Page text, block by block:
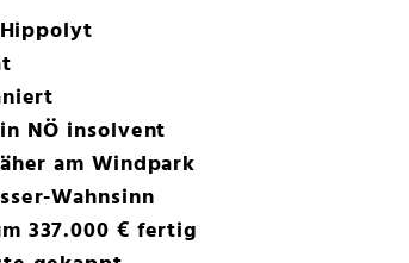
NÖ insolvent
am Windpark
Wahnsinn
337.000 € fertig